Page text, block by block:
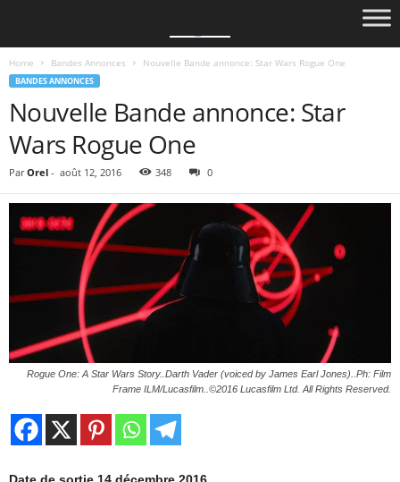
Home Bandes Annonces Nouvelle Bande annonce: Star Wars Rogue One
BANDES ANNONCES
Nouvelle Bande annonce: Star
Wars Rogue One
Par Orel - août 12, 2016 348 0
Rogue One: A Star Wars Story..Darth Vader (voiced by James Earl Jones)..Ph: Film
Frame ILM/Lucasfilm..©2016 Lucasfilm Ltd. All Rights Reserved.